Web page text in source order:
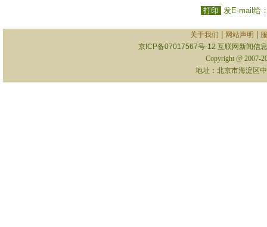
打印 发E-mail给
关于我们 网站声明
京ICP备07017567号-12 互联网新闻信
Copyright @ 2007-
地址：北京市海淀区